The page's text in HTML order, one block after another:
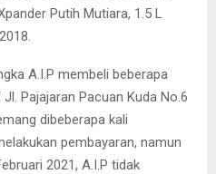
Putih Mutiara, 1.5 L
A.I.P membeli beberapa
Pajajaran Pacuan Kuda No.6
dibeberapa kali
pembayaran, namun
2021, A.I.P tidak